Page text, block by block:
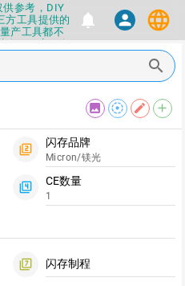
参考，DIY
方工具提供的
产工具都不
改，一定要有
在误导，欢
护最正确的
量产工具标
具，过分了
恢复
供参考，DIY
方工具提供的
产工具都不
，一定要有
在误导，欢
护最正确的
和量产工具标
载吧
notifications person language
search
image filter_tilt_shift edit add
filter_2
闪存品牌
Micron/镁光
filter_4
CE数量
1
filter_7 闪存制程